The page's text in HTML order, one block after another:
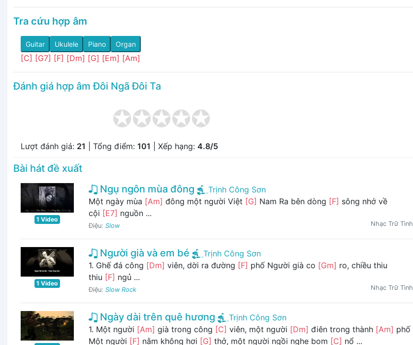
Tra cứu hợp âm
Guitar Ukulele Piano Organ
[C] [G7] [F] [Dm] [G] [Em] [Am]
Đánh giá hợp âm Đôi Ngã Đôi Ta
Lượt đánh giá: 21 | Tổng điểm: 101 | Xếp hạng: 4.8/5
Bài hát đề xuất
1 Video
Ngụ ngôn mùa đông
Trịnh Công Sơn
Một ngày mùa [Am] đông một người Việt [G] Nam Ra bên dòng [F] sông nhớ về
cội [E7] nguồn ...
Điệu: Slow Nhạc Trữ Tình
1 Video
Người già và em bé
Trịnh Công Sơn
1. Ghế đá công [Dm] viên, dời ra đường [F] phố Người già co [Gm] ro, chiều thiu
thiu [F] ngủ ...
Điệu: Slow Rock Nhạc Trữ Tình
Ngày dài trên quê hương
Trịnh Công Sơn
1. Một người [Am] già trong công [C] viên, một người [Dm] điên trong thành [Am] phố
Một người [F] nằm không hơi [G] thở, một người ngồi nghe bom [C] nổ ...